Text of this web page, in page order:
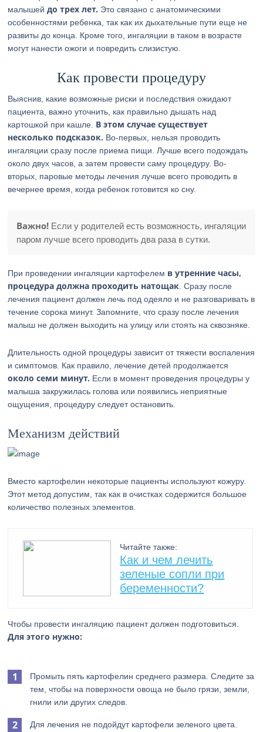
малышейдо трех лет. Это связано с анатомическими
особенностями ребенка, так как их дыхательные пути еще не
развиты до конца. Кроме того, ингаляции в таком в возрасте
могут нанести ожоги и повредить слизистую.
Как провести процедуру
Выяснив, какие возможные риски и последствия ожидают
пациента, важно уточнить, как правильно дышать над
картошкой при кашле. В этом случае существует
несколько подсказок. Во-первых, нельзя проводить
ингаляции сразу после приема пищи. Лучше всего подождать
около двух часов, а затем провести саму процедуру. Во-
вторых, паровые методы лечения лучше всего проводить в
вечернее время, когда ребенок готовится ко сну.
Важно! Если у родителей есть возможность, ингаляции
паром лучше всего проводить два раза в сутки.
При проведении ингаляции картофелем в утренние часы,
процедура должна проходить натощак . Сразу после
лечения пациент должен лечь под одеяло и не разговаривать в
течение сорока минут. Запомните, что сразу после лечения
малыш не должен выходить на улицу или стоять на сквозняке.
Длительность одной процедуры зависит от тяжести воспаления
и симптомов. Как правило, лечение детей продолжается
около семи минут. Если в момент проведения процедуры у
малыша закружилась голова или появились неприятные
ощущения, процедуру следует остановить.
Механизм действий
Вместо картофелин некоторые пациенты используют кожуру.
Этот метод допустим, так как в очистках содержится большое
количество полезных элементов.
Читайте также:
Как и чем лечить
зеленые сопли при
беременности?
Чтобы провести ингаляцию пациент должен подготовиться.
Для этого нужно:
Промыть пять картофелин среднего размера. Следите за
тем, чтобы на поверхности овоща не было грязи, земли,
гнили или других следов.
Для лечения не подойдут картофели зеленого цвета.